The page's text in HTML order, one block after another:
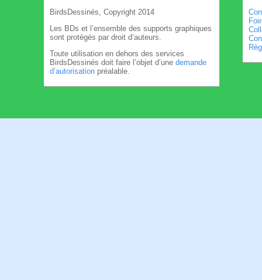
BirdsDessinés, Copyright 2014
Les BDs et l’ensemble des supports graphiques
sont protégés par droit d’auteurs.
Toute utilisation en dehors des services
BirdsDessinés doit faire l’objet d’une demande
d’autorisation préalable.